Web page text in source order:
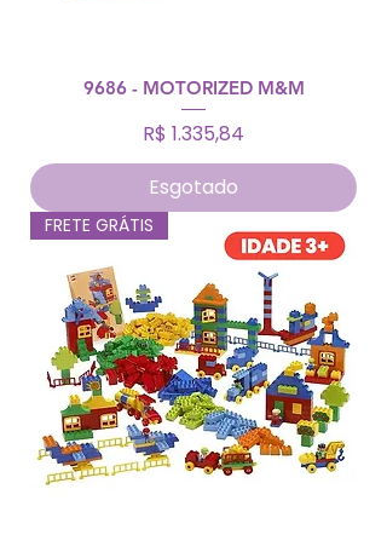
9686 - MOTORIZED M&M
Preço
R$ 1.335,84
Esgotado
FRETE GRÁTIS